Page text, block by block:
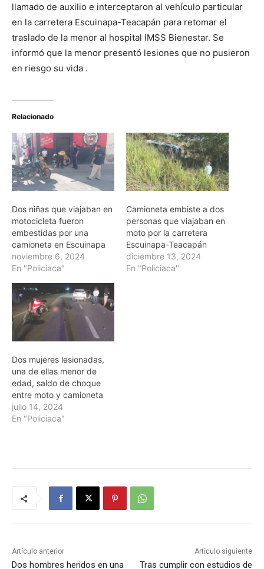
llamado de auxilio e interceptaron al vehículo particular
en la carretera Escuinapa-Teacapán para retomar el
traslado de la menor al hospital IMSS Bienestar. Se
informó que la menor presentó lesiones que no pusieron
en riesgo su vida .
Relacionado
Dos niñas que viajaban en
motocicleta fueron
embestidas por una
camioneta en Escuinapa
noviembre 6, 2024
En "Policiaca"
Camioneta embiste a dos
personas que viajaban en
moto por la carretera
Escuinapa-Teacapán
diciembre 13, 2024
En "Policiaca"
Dos mujeres lesionadas,
una de ellas menor de
edad, saldo de choque
entre moto y camioneta
julio 14, 2024
En "Policiaca"
Artículo anterior
Dos hombres heridos en una
Artículo siguiente
Tras cumplir con estudios de